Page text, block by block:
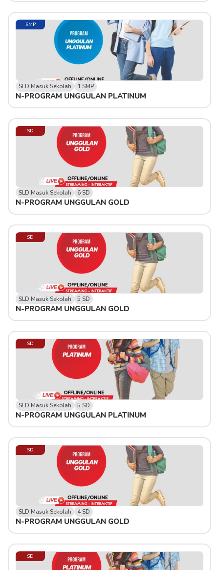
SMP
SLD Masuk Sekolah 1 SMP
N-PROGRAM UNGGULAN PLATINUM
SD
SLD Masuk Sekolah 6 SD
N-PROGRAM UNGGULAN GOLD
SD
SLD Masuk Sekolah 5 SD
N-PROGRAM UNGGULAN GOLD
SD
SLD Masuk Sekolah 5 SD
N-PROGRAM UNGGULAN PLATINUM
SD
SLD Masuk Sekolah 4 SD
N-PROGRAM UNGGULAN GOLD
SD